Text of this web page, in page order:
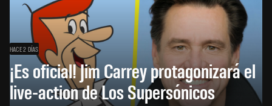
HACE 2 DÍAS
¡Es oficial! Jim Carrey protagonizará el
live-action de Los Supersónicos